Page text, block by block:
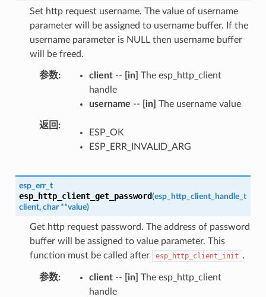
Set http request username. The value of username
parameter will be assigned to username buffer. If the
username parameter is NULL then username buffer
will be freed.
参数 client-- [in] The esp_http_client
handle
username -- [in] The username value
返回
ESP_OK
ESP_ERR_INVALID_ARG
esp_err_t
esp_http_client_get_password(esp_http_client_handle_t
client, char **value)
Get http request password. The address of password
buffer will be assigned to value parameter. This
function must be called after
esp_http_client_init .
参数 client-- [in] The esp_http_client
handle